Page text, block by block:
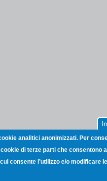
analitici anonimizzati. Per
di terze parti che
consente l’utilizzo e/o